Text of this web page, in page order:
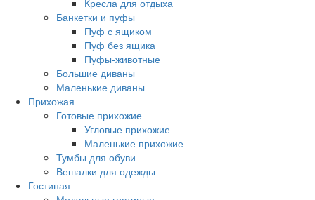
Кресла для отдыха
Банкетки и пуфы
Пуф с ящиком
Пуф без ящика
Пуфы-животные
Большие диваны
Маленькие диваны
Прихожая
Готовые прихожие
Угловые прихожие
Маленькие прихожие
Тумбы для обуви
Вешалки для одежды
Гостиная